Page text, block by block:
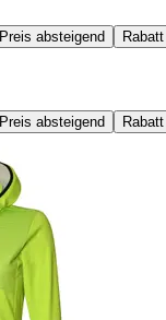
Preis absteigend Rabatt
Preis absteigend Rabatt